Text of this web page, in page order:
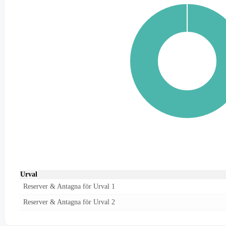
Urval
Reserver & Antagna för Urval 1
Reserver & Antagna för Urval 2